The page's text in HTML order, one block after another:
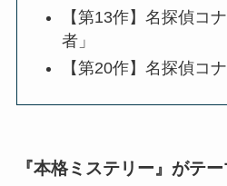
【第13作】名探偵コ
者」
【第20作】名探偵コ
『本格ミステリー』がテ